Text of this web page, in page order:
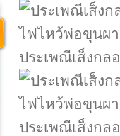
ประเพณีเส็งกล
ประเพณีเส็งกล